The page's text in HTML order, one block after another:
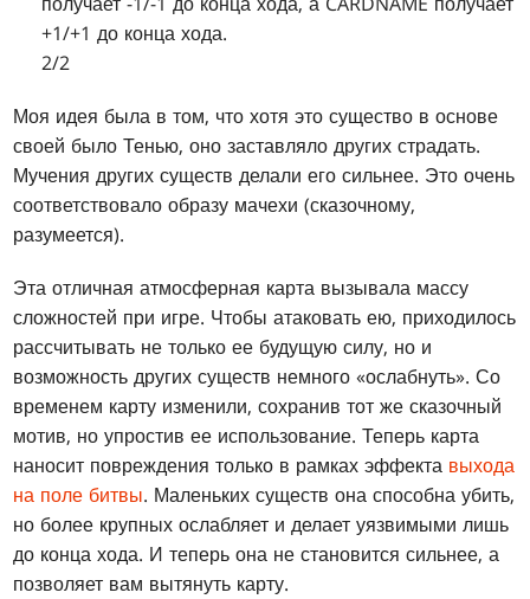
+1/+1 до конца хода.
2/2
Моя идея была в том, что хотя это существо в основе
своей было Тенью, оно заставляло других страдать.
Мучения других существ делали его сильнее. Это очень
соответствовало образу мачехи (сказочному,
разумеется).
Эта отличная атмосферная карта вызывала массу
сложностей при игре. Чтобы атаковать ею, приходилось
рассчитывать не только ее будущую силу, но и
возможность других существ немного «ослабнуть». Со
временем карту изменили, сохранив тот же сказочный
мотив, но упростив ее использование. Теперь карта
наносит повреждения только в рамках эффекта выхода
на поле битвы. Маленьких существ она способна убить,
но более крупных ослабляет и делает уязвимыми лишь
до конца хода. И теперь она не становится сильнее, а
позволяет вам вытянуть карту.